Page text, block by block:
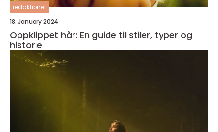
redaktionel
18. January 2024
Oppklippet hår: En guide til stiler, typer og
historie